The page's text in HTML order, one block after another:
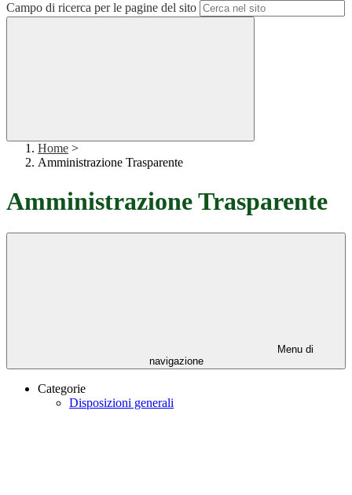
Campo di ricerca per le pagine del sito
Home >
Amministrazione Trasparente
Amministrazione Trasparente
Menu di
navigazione
Categorie
Disposizioni generali